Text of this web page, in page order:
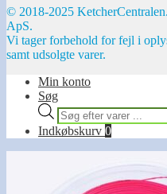
© 2018-2025
ApS.
Vi tager forbehold for fejl i
samt udsolgte varer.
Min konto
Søg
Products
search
Indkøbskurv 0